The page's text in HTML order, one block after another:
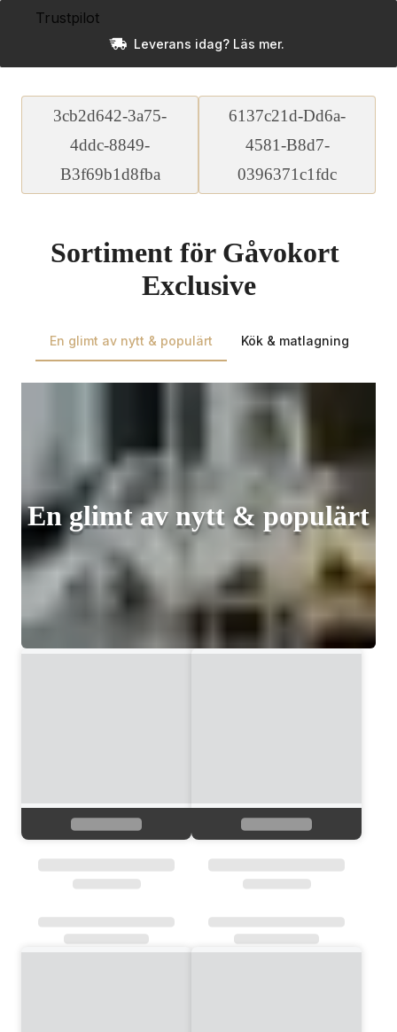
Trustpilot
Leverans idag? Läs mer.
3cb2d642-3a75-
4ddc-8849-
B3f69b1d8fba
6137c21d-Dd6a-
4581-B8d7-
0396371c1fdc
Sortiment för Gåvokort
Exclusive
En glimt av nytt & populärt Kök & matlagning
En glimt av nytt & populärt